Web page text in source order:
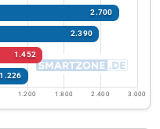
2.700
2.390
1.452
1.226
1.200 1.800 2.400 3.000